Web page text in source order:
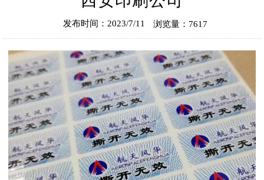
发布时间：2023/7/11 浏览量：7617